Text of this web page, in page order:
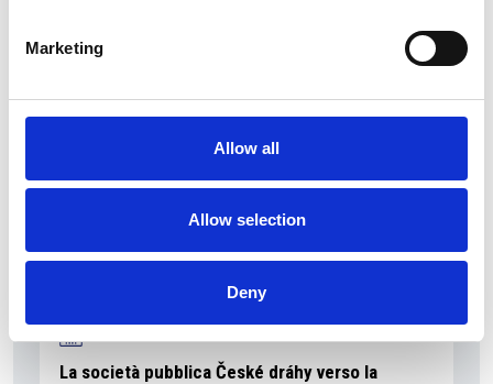
Marketing
Allow all
Allow selection
Deny
La società pubblica České dráhy verso la